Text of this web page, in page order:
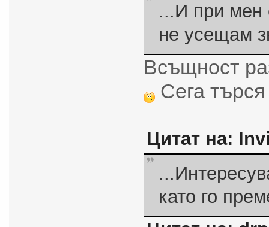
...И при мен
не усещам
Всъщност
Сега
Цитат на:
като го